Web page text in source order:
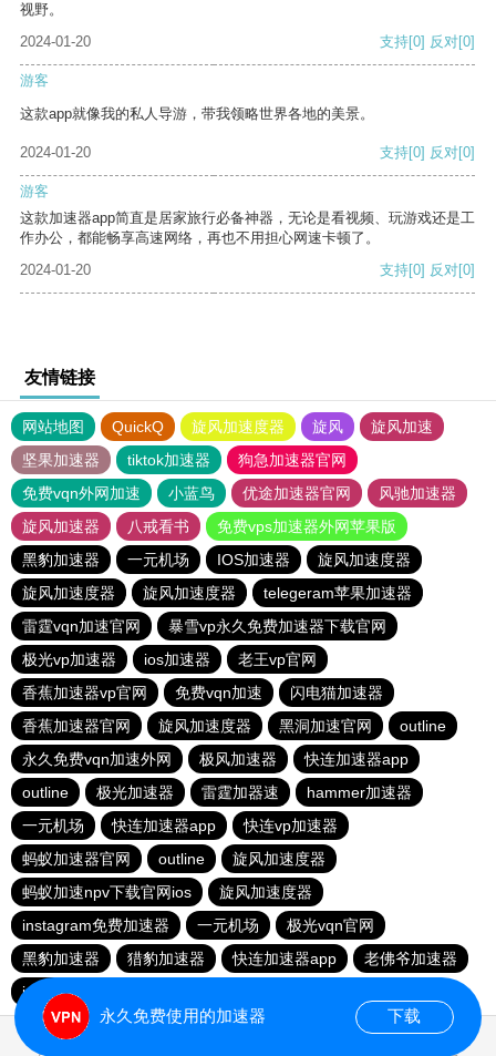
视野。
2024-01-20
支持[0] 反对[0]
游客
这款app就像我的私人导游，带我领略世界各地的美景。
2024-01-20 支持[0] 反对[0]
游客
这款加速器app简直是居家旅行必备神器，无论是看视频、玩游戏还是工
作办公，都能畅享高速网络，再也不用担心网速卡顿了。
2024-01-20
支持[0] 反对[0]
友情链接
网站地图 QuickQ 旋风加速度器 旋风
旋风加速
坚果加速器
tiktok加速器
狗急加速器官网
免费vqn外网加速
小蓝鸟 优途加速器官网
风驰加速器
旋风加速器
八戒看书
免费vps加速器外网苹果版
黑豹加速器
一元机场 IOS加速器
旋风加速度器
旋风加速度器
旋风加速度器
telegeram苹果加速器
雷霆vqn加速官网
暴雪vp永久免费加速器下载官网
极光vp加速器
ios加速器
老王vp官网
香蕉加速器vp官网
免费vqn加速
闪电猫加速器
香蕉加速器官网
旋风加速度器 黑洞加速官网
outline
永久免费vqn加速外网
极风加速器
快连加速器app
outline
极光加速器 雷霆加器速
hammer加速器
一元机场
快连加速器app
快连vp加速器
蚂蚁加速器官网
outline
旋风加速度器
蚂蚁加速npv下载官网ios
旋风加速度器
instagram免费加速器
一元机场
极光vqn官网
黑豹加速器
猎豹加速器 快连加速器app
老佛爷加速器
ios加速器
永久免费使用的加速器 下载